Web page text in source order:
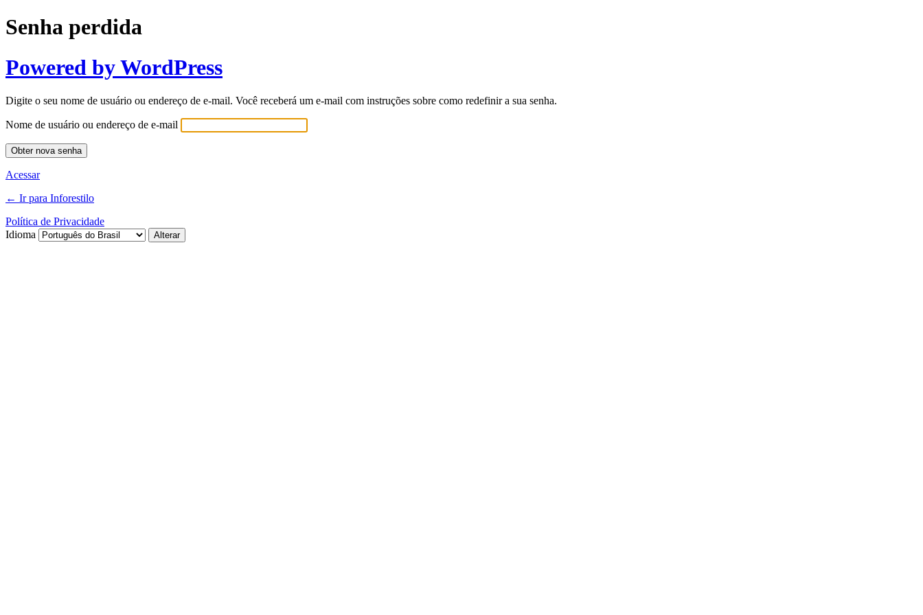
Senha perdida
Powered by WordPress
Digite o seu nome de usuário ou endereço de e-mail. Você receberá um e-mail com instruções sobre como redefinir a sua senha.
Nome de usuário ou endereço de e-mail
Acessar
← Ir para Inforestilo
Política de Privacidade
Idioma